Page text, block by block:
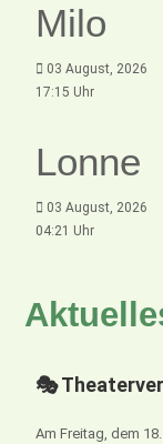
Milo
03 August, 2026
17:15 Uhr
Lonne
03 August, 2026
04:21 Uhr
🎭
Am Freitag, dem